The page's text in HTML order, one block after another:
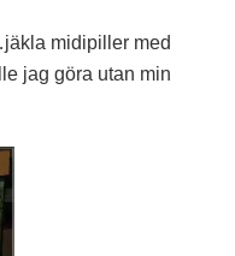
midipiller med
jag göra utan min